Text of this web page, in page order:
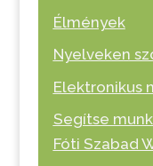
Élmények
Nyelveken
Elektronikus
Segítse
Fóti Szabad